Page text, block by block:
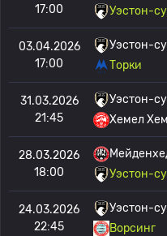
17:00
Уэстон-
03.04.2026
17:00
Уэстон-
Торки
31.03.2026
21:45
Уэстон-
Хемел
28.03.2026
18:00
Уэстон-
24.03.2026
22:45
Уэстон-
Ворсинг